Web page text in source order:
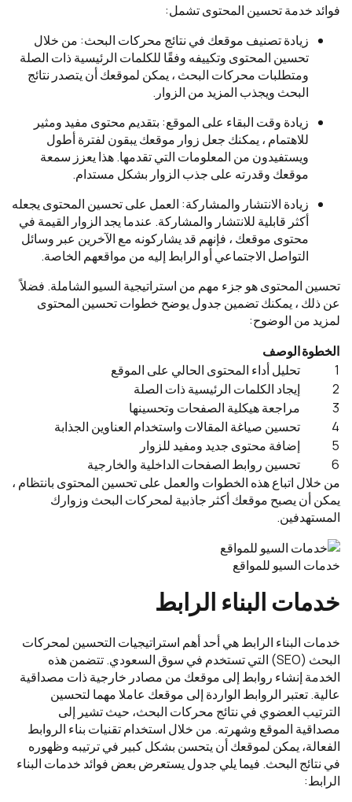
فوائد خدمة تحسين المحتوى تشمل:
زيادة تصنيف موقعك في نتائج محركات البحث: من خلال
تحسين المحتوى وتكييفه وفقًا للكلمات الرئيسية ذات الصلة
ومتطلبات محركات البحث ، يمكن لموقعك أن يتصدر نتائج
البحث ويجذب المزيد من الزوار.
زيادة وقت البقاء على الموقع: بتقديم محتوى مفيد ومثير
للاهتمام ، يمكنك جعل زوار موقعك يبقون لفترة أطول
ويستفيدون من المعلومات التي تقدمها. هذا يعزز سمعة
موقعك وقدرته على جذب الزوار بشكل مستدام.
زيادة الانتشار والمشاركة: العمل على تحسين المحتوى يجعله
أكثر قابلية للانتشار والمشاركة. عندما يجد الزوار القيمة في
محتوى موقعك ، فإنهم قد يشاركونه مع الآخرين عبر وسائل
التواصل الاجتماعي أو الرابط إليه من مواقعهم الخاصة.
تحسين المحتوى هو جزء مهم من استراتيجية السيو الشاملة. فضلاً
عن ذلك ، يمكنك تضمين جدول يوضح خطوات تحسين المحتوى
لمزيد من الوضوح:
الخطوةالوصف
1
تحليل أداء المحتوى الحالي على الموقع
2
إيجاد الكلمات الرئيسية ذات الصلة
3
مراجعة هيكلية الصفحات وتحسينها
4
تحسين صياغة المقالات واستخدام العناوين الجذابة
5
إضافة محتوى جديد ومفيد للزوار
6
تحسين روابط الصفحات الداخلية والخارجية
من خلال اتباع هذه الخطوات والعمل على تحسين المحتوى بانتظام ،
يمكن أن يصبح موقعك أكثر جاذبية لمحركات البحث وزوارك
المستهدفين.
خدمات السيو للمواقع
خدمات البناء الرابط
خدمات البناء الرابط هي أحد أهم استراتيجيات التحسين لمحركات
البحث (SEO) التي تستخدم في سوق السعودي. تتضمن هذه
الخدمة إنشاء روابط إلى موقعك من مصادر خارجية ذات مصداقية
عالية. تعتبر الروابط الواردة إلى موقعك عاملا مهما لتحسين
الترتيب العضوي في نتائج محركات البحث، حيث تشير إلى
مصداقية الموقع وشهرته. من خلال استخدام تقنيات بناء الروابط
الفعالة، يمكن لموقعك أن يتحسن بشكل كبير في ترتيبه وظهوره
في نتائج البحث. فيما يلي جدول يستعرض بعض فوائد خدمات البناء
الرابط: